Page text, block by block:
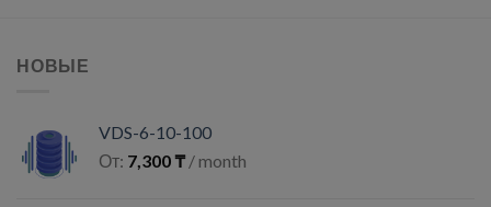
НОВЫЕ
VDS-6-10-100
От: 7,300₸ / month